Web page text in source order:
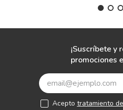
¡Suscríbete y
promociones
Acepto tratamiento